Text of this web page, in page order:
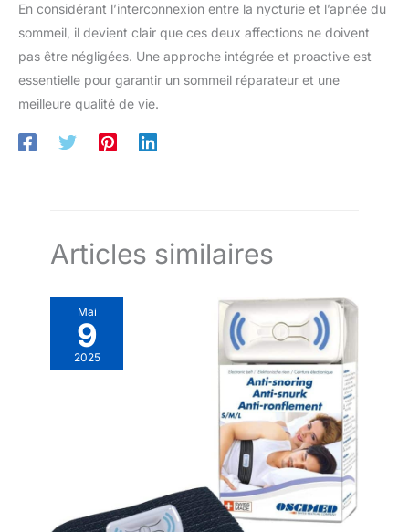
En considérant l’interconnexion entre la nycturie et l’apnée du
sommeil, il devient clair que ces deux affections ne doivent
pas être négligées. Une approche intégrée et proactive est
essentielle pour garantir un sommeil réparateur et une
meilleure qualité de vie.
Articles similaires
Mai
9
2025